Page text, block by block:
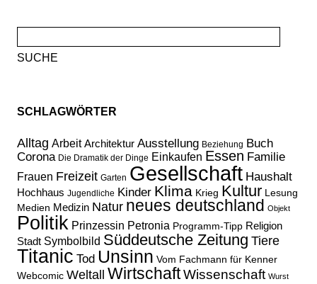
nach:
SCHLAGWÖRTER
Alltag Arbeit Architektur Ausstellung Beziehung Buch
Corona Die Dramatik der Dinge Einkaufen Essen Familie
Frauen Freizeit Garten Gesellschaft Haushalt
Hochhaus Jugendliche Kinder Klima Krieg Kultur Lesung
Medien Medizin Natur neues deutschland Objekt
Politik Prinzessin Petronia Programm-Tipp Religion
Stadt Symbolbild Süddeutsche Zeitung Tiere
Titanic Tod Unsinn Vom Fachmann für Kenner
Webcomic Weltall WirtschaftWissenschaft Wurst